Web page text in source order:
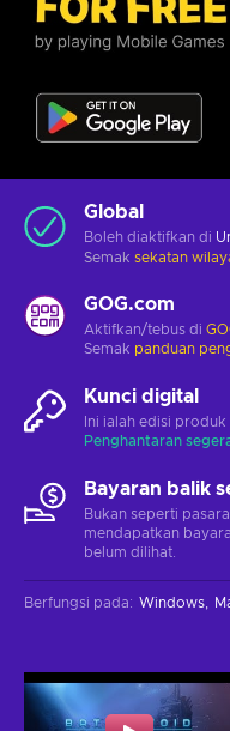
Global
Boleh diaktifkan di
Semak sekatan
GOG.com
Aktifkan/tebus di
Semak panduan
Kunci digital
Ini ialah edisi
Penghantaran
Bayaran balik
Bukan seperti
mendapatkan
belum dilihat.
Berfungsi pada: Windows